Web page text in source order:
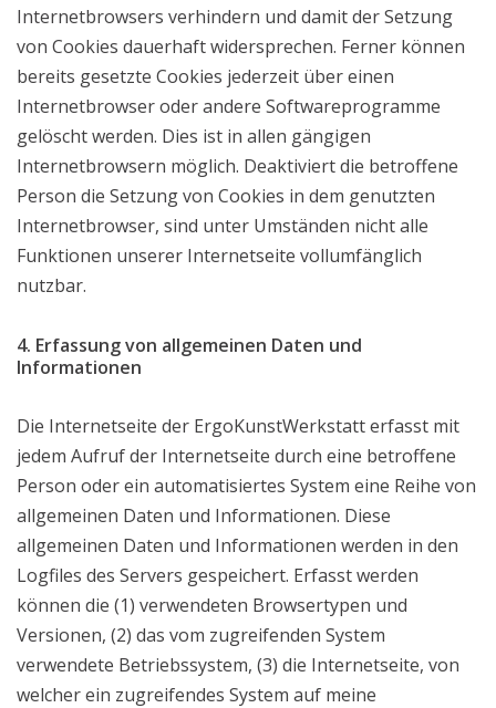
Internetbrowsers verhindern und damit der Setzung
von Cookies dauerhaft widersprechen. Ferner können
bereits gesetzte Cookies jederzeit über einen
Internetbrowser oder andere Softwareprogramme
gelöscht werden. Dies ist in allen gängigen
Internetbrowsern möglich. Deaktiviert die betroffene
Person die Setzung von Cookies in dem genutzten
Internetbrowser, sind unter Umständen nicht alle
Funktionen unserer Internetseite vollumfänglich
nutzbar.
4. Erfassung von allgemeinen Daten und
Informationen
Die Internetseite der ErgoKunstWerkstatt erfasst mit
jedem Aufruf der Internetseite durch eine betroffene
Person oder ein automatisiertes System eine Reihe von
allgemeinen Daten und Informationen. Diese
allgemeinen Daten und Informationen werden in den
Logfiles des Servers gespeichert. Erfasst werden
können die (1) verwendeten Browsertypen und
Versionen, (2) das vom zugreifenden System
verwendete Betriebssystem, (3) die Internetseite, von
welcher ein zugreifendes System auf meine